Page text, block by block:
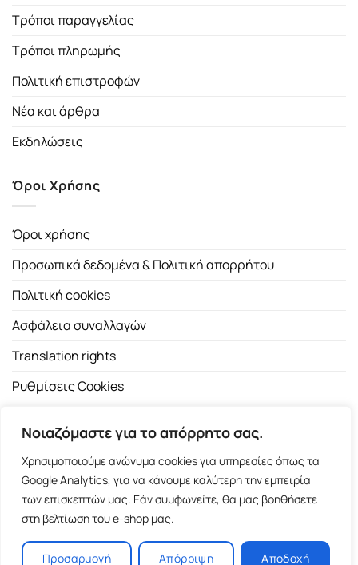
Νοιαζόμαστε για το απόρρητο σας.
Χρησιμοποιούμε ανώνυμα cookies για υπηρεσίες όπως τα
Google Analytics, για να κάνουμε καλύτερη την εμπειρία
των επισκεπτών μας. Εάν συμφωνείτε, θα μας βοηθήσετε
στη βελτίωση του e-shop μας.
Προσαρμογή Απόρριψη Αποδοχή
Τρόποι παραγγελίας
Τρόποι πληρωμής
Πολιτική επιστροφών
Νέα και άρθρα
Εκδηλώσεις
Όροι Χρήσης
Όροι χρήσης
Προσωπικά δεδομένα & Πολιτική απορρήτου
Πολιτική cookies
Ασφάλεια συναλλαγών
Translation rights
Ρυθμίσεις Cookies
Copyright 2026 ©Εκδοτικός Οίκος Α.Α. Λιβάνη| All rights
reserved.
Σόλωνος 98, 10680 Αθήνα | Τ:2103661200- F: 2103617791